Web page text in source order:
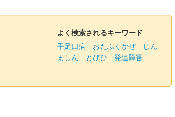
よく検索されるキーワード
手足口病
おたふくかぜ
じん
ましん
とびひ 発達障害